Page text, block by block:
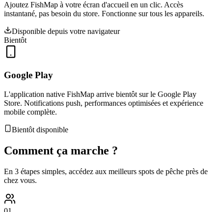
Ajoutez FishMap à votre écran d'accueil en un clic. Accès
instantané, pas besoin du store. Fonctionne sur tous les appareils.
Disponible depuis votre navigateur
Bientôt
Google Play
L'application native FishMap arrive bientôt sur le Google Play
Store. Notifications push, performances optimisées et expérience
mobile complète.
Bientôt disponible
Comment ça marche ?
En 3 étapes simples, accédez aux meilleurs spots de pêche près de
chez vous.